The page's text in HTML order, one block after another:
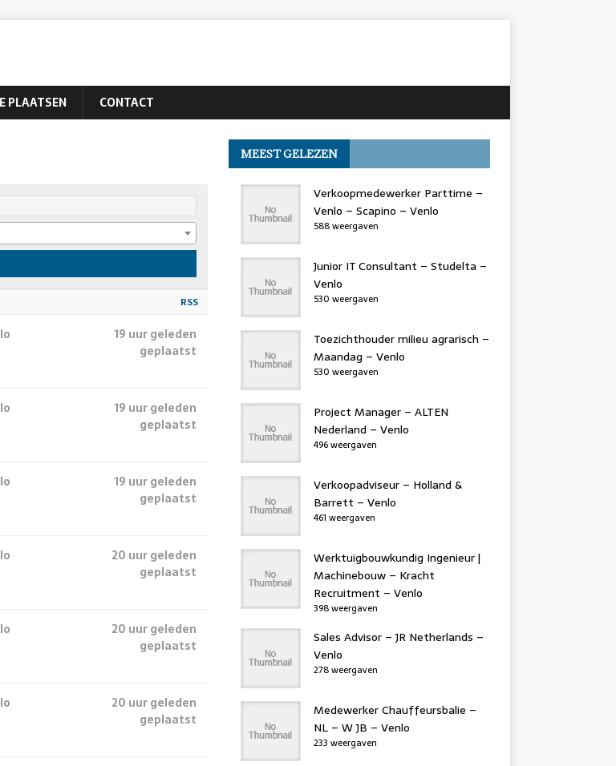
PLAATSEN CONTACT
RSS
19 uur geleden
geplaatst
19 uur geleden
geplaatst
19 uur geleden
geplaatst
20 uur geleden
geplaatst
20 uur geleden
geplaatst
20 uur geleden
geplaatst
MEEST GELEZEN
Verkoopmedewerker Parttime –
Venlo – Scapino – Venlo
588 weergaven
Junior IT Consultant – Studelta –
Venlo
530 weergaven
Toezichthouder milieu agrarisch –
Maandag – Venlo
530 weergaven
Project Manager – ALTEN
Nederland – Venlo
496 weergaven
Verkoopadviseur – Holland &
Barrett – Venlo
461 weergaven
Werktuigbouwkundig Ingenieur |
Machinebouw – Kracht
Recruitment – Venlo
398 weergaven
Sales Advisor – JR Netherlands –
Venlo
278 weergaven
Medewerker Chauffeursbalie –
NL – W JB – Venlo
233 weergaven